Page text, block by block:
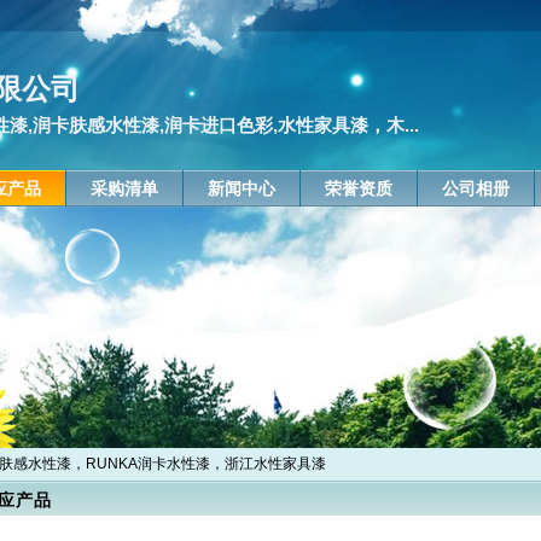
公司
,润卡肤感水性漆,润卡进口色彩,水性家具漆，木...
产品 采购清单 新闻中心 荣誉资质 公司相册
感水性漆，RUNKA润卡水性漆，浙江水性家具漆
产品